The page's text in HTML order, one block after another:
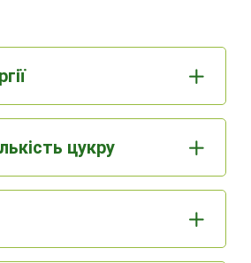
цукру